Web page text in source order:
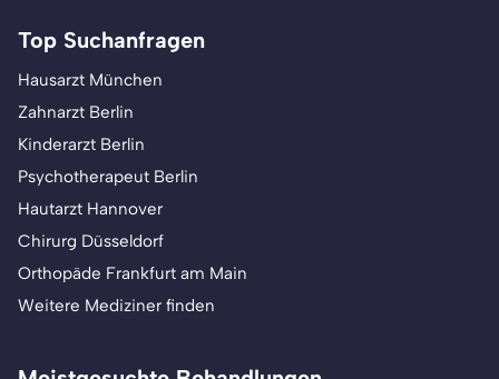
Top Suchanfragen
Hausarzt München
Zahnarzt Berlin
Kinderarzt Berlin
Psychotherapeut Berlin
Hautarzt Hannover
Chirurg Düsseldorf
Orthopäde Frankfurt am Main
Weitere Mediziner finden